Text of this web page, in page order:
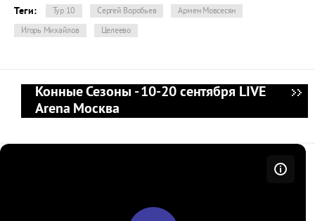
Теги: Тур 10 Сергей Воробьев
Армен Мовсесян
Игорь Михайлов
Целеево
Конные Сезоны - 10-20 сентября LIVE
Arena Москва